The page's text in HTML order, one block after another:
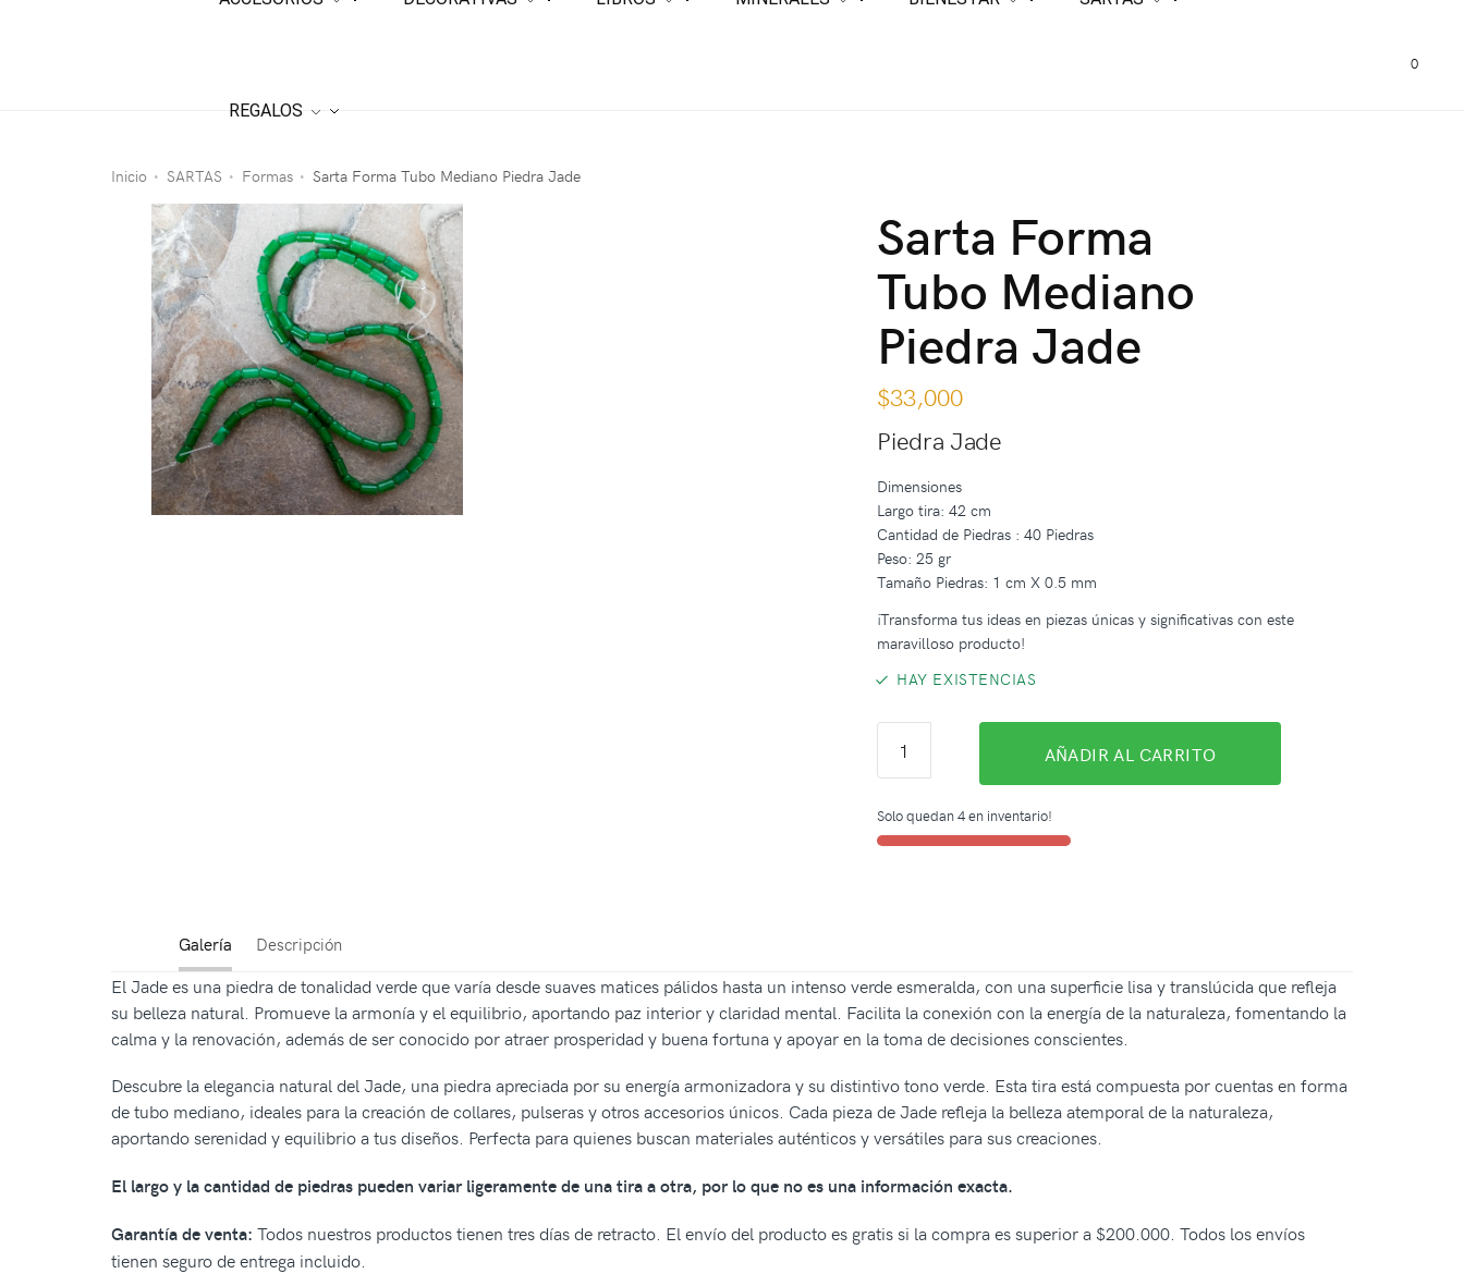
REGALOS
0
Inicio • SARTAS • Formas • Sarta Forma Tubo Mediano Piedra Jade
Sarta Forma
Tubo Mediano
Piedra Jade
$33,000
Piedra Jade
Dimensiones
Largo tira: 42 cm
Cantidad de Piedras : 40 Piedras
Peso: 25 gr
Tamaño Piedras: 1 cm X 0.5 mm
¡Transforma tus ideas en piezas únicas y significativas con este
maravilloso producto!
HAY EXISTENCIAS
AÑADIR AL CARRITO
Solo quedan 4 en inventario!
Galería Descripción
El Jade es una piedra de tonalidad verde que varía desde suaves matices pálidos hasta un intenso verde esmeralda, con una superficie lisa y translúcida que refleja
su belleza natural. Promueve la armonía y el equilibrio, aportando paz interior y claridad mental. Facilita la conexión con la energía de la naturaleza, fomentando la
calma y la renovación, además de ser conocido por atraer prosperidad y buena fortuna y apoyar en la toma de decisiones conscientes.
Descubre la elegancia natural del Jade, una piedra apreciada por su energía armonizadora y su distintivo tono verde. Esta tira está compuesta por cuentas en forma
de tubo mediano, ideales para la creación de collares, pulseras y otros accesorios únicos. Cada pieza de Jade refleja la belleza atemporal de la naturaleza,
aportando serenidad y equilibrio a tus diseños. Perfecta para quienes buscan materiales auténticos y versátiles para sus creaciones.
El largo y la cantidad de piedras pueden variar ligeramente de una tira a otra, por lo que no es una información exacta.
Garantía de venta: Todos nuestros productos tienen tres días de retracto. El envío del producto es gratis si la compra es superior a $200.000. Todos los envíos
tienen seguro de entrega incluido.